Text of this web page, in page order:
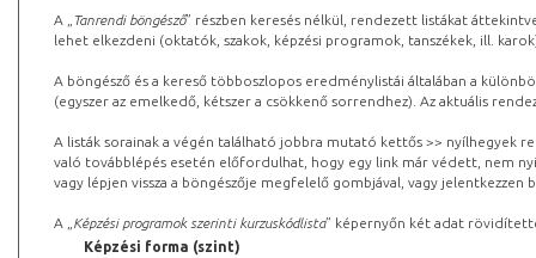
A „ Tanrendi böngésző” részben keresés nélkül, rendezett listákat
lehet elkezdeni (oktatók, szakok, képzési programok, tanszékek, ill.
A böngésző és a kereső többoszlopos eredménylistái általában a
(egyszer az emelkedő, kétszer a csökkenő sorrendhez). Az aktuális
A listák sorainak a végén található jobbra mutató kettős >> nyílhegyek
való továbblépés esetén előfordulhat, hogy egy link már védett, nem
vagy lépjen vissza a böngészője megfelelő gombjával, vagy
A „ Képzési programok szerinti kurzuskódlista” képernyőn két adat
Képzési forma (szint)